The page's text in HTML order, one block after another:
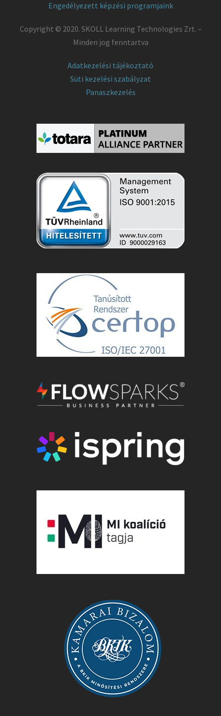
Engedélyezett képzési programjaink
Copyright © 2020. SKOLL Learning Technologies Zrt. –
Minden jog fenntartva
Adatkezelési tájékoztató
Süti kezelési szabályzat
Panaszkezelés